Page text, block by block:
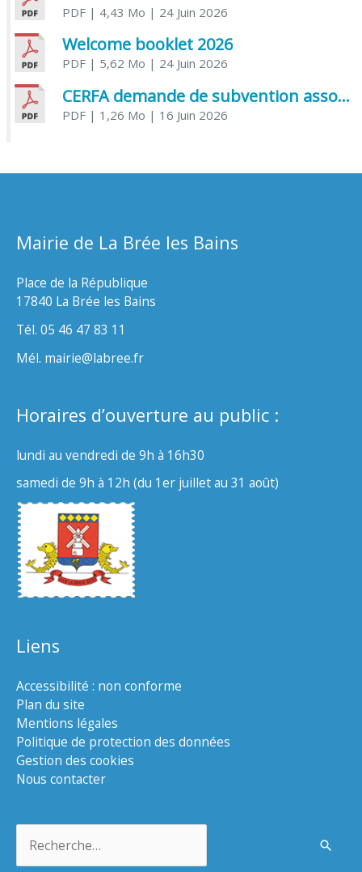
PDF| 4,43 Mo | 24 Juin 2026
Welcome booklet 2026
PDF| 5,62 Mo | 24 Juin 2026
CERFA demande de subvention association
PDF| 1,26 Mo | 16 Juin 2026
Mairie de La Brée les Bains
Place de la République
17840 La Brée les Bains
Tél. 05 46 47 83 11
Mél. mairie@labree.fr
Horaires d’ouverture au public :
lundi au vendredi de 9h à 16h30
samedi de 9h à 12h (du 1er juillet au 31 août)
Liens
Accessibilité : non conforme
Plan du site
Mentions légales
Politique de protection des données
Gestion des cookies
Nous contacter